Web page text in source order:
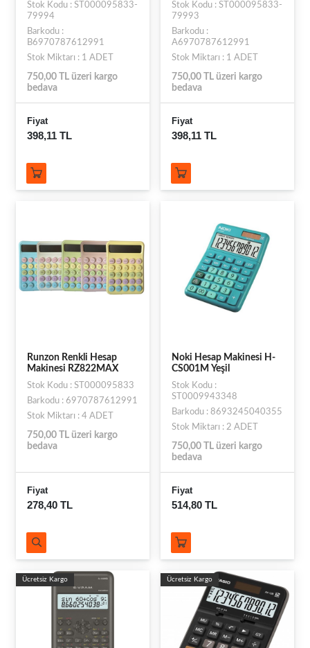
Stok Kodu : ST000095833-
79994
Barkodu :
B6970787612991
Stok Miktarı : 1 ADET
750,00 TL üzeri kargo
bedava
Fiyat
398,11 TL
Stok Kodu : ST000095833-
79993
Barkodu :
A6970787612991
Stok Miktarı : 1 ADET
750,00 TL üzeri kargo
bedava
Fiyat
398,11 TL
Runzon Renkli Hesap
Makinesi RZ822MAX
Stok Kodu : ST000095833
Barkodu : 6970787612991
Stok Miktarı : 4 ADET
750,00 TL üzeri kargo
bedava
Fiyat
278,40 TL
Noki Hesap Makinesi H-
CS001M Yeşil
Stok Kodu :
ST0009943348
Barkodu : 8693245040355
Stok Miktarı : 2 ADET
750,00 TL üzeri kargo
bedava
Fiyat
514,80 TL
Ücretsiz Kargo Ücretsiz Kargo